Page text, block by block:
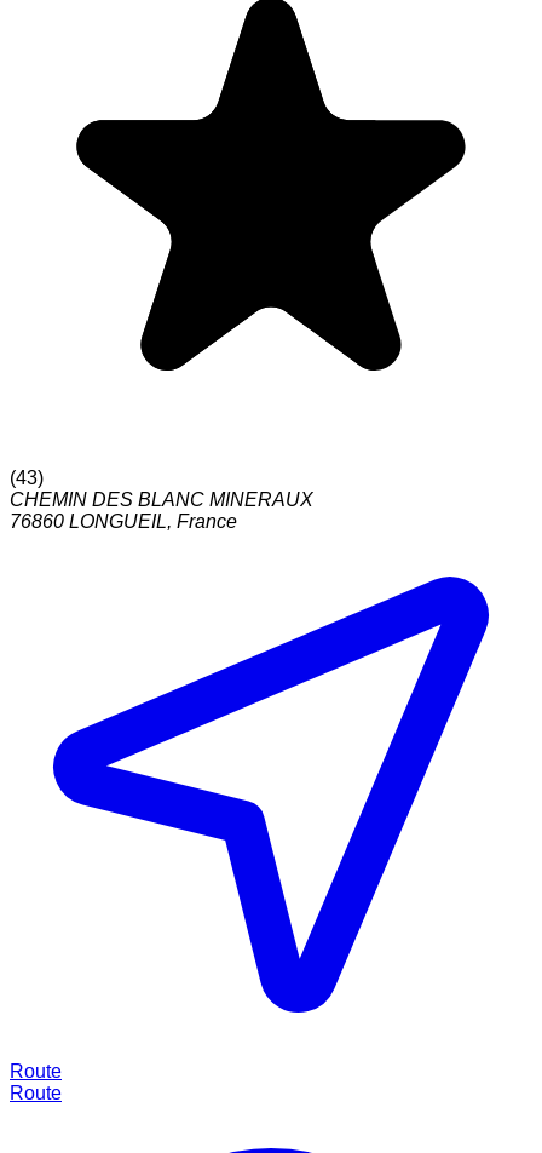
(43)
CHEMIN DES BLANC MINERAUX
76860 LONGUEIL, France
Route
Route